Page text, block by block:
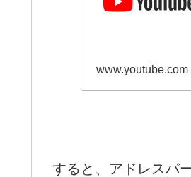
www.youtube.com
すると、アドレスバ